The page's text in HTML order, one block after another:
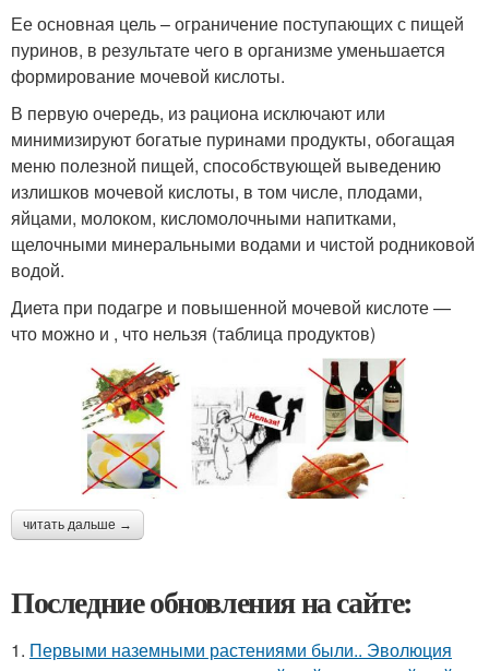
Ее основная цель – ограничение поступающих с пищей
пуринов, в результате чего в организме уменьшается
формирование мочевой кислоты.
В первую очередь, из рациона исключают или
минимизируют богатые пуринами продукты, обогащая
меню полезной пищей, способствующей выведению
излишков мочевой кислоты, в том числе, плодами,
яйцами, молоком, кисломолочными напитками,
щелочными минеральными водами и чистой родниковой
водой.
Диета при подагре и повышенной мочевой кислоте —
что можно и , что нельзя (таблица продуктов)
читать дальше →
Последние обновления на сайте:
1. Первыми наземными растениями были.. Эволюция